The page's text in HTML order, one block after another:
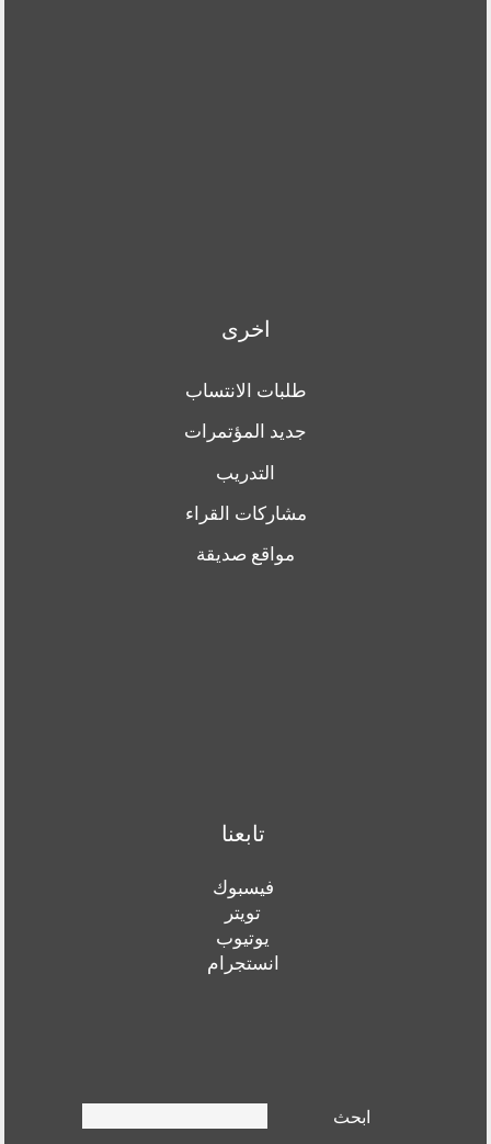
اخرى
طلبات الانتساب
جديد المؤتمرات
التدريب
مشاركات القراء
مواقع صديقة
تابعنا
فيسبوك
تويتر
يوتيوب
انستجرام
ابحث
Search form